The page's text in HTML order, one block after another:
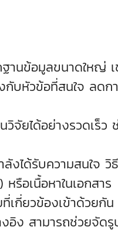
านข้อมูลขนาดใหญ่
หัวข้อที่สนใจ ลดกา
ยได้อย่างรวดเร็ว
งได้รับความสนใจ
รือเนื้อหาในเอกสาร
กี่ยวข้องเข้าด้วยกั
อิง สามารถช่วยจัด